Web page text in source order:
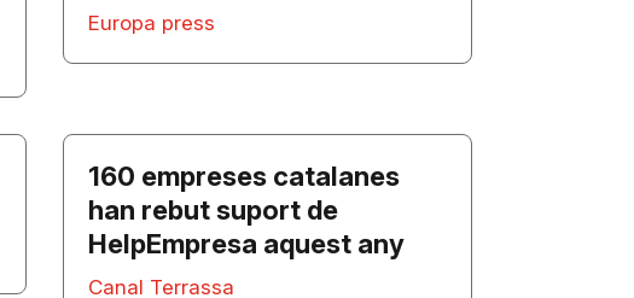
Europa press
160 empreses catalanes
han rebut suport de
HelpEmpresa aquest any
Canal Terrassa